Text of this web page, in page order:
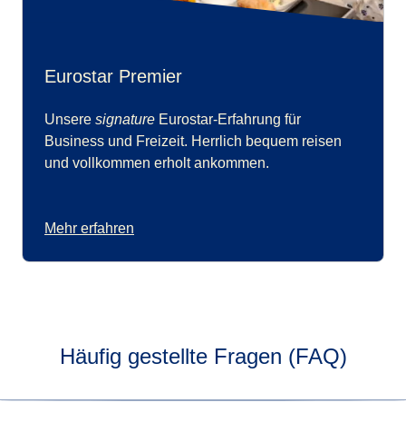
Eurostar Premier
Unsere signature Eurostar-Erfahrung für
Business und Freizeit. Herrlich bequem reisen
und vollkommen erholt ankommen.
Mehr erfahren
Häufig gestellte Fragen (FAQ)